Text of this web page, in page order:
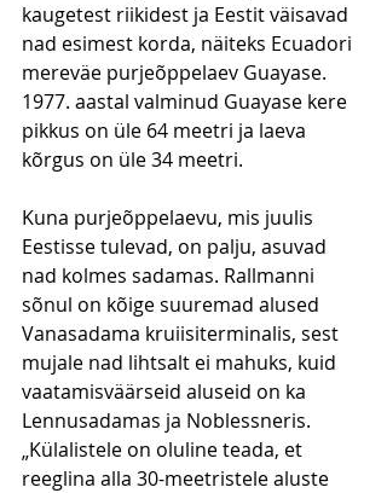
kaugetest riikidest ja Eestit väisavad
nad esimest korda, näiteks Ecuadori
mereväe purjeõppelaev Guayase.
1977. aastal valminud Guayase kere
pikkus on üle 64 meetri ja laeva
kõrgus on üle 34 meetri.
Kuna purjeõppelaevu, mis juulis
Eestisse tulevad, on palju, asuvad
nad kolmes sadamas. Rallmanni
sõnul on kõige suuremad alused
Vanasadama kruiisiterminalis, sest
mujale nad lihtsalt ei mahuks, kuid
vaatamisväärseid aluseid on ka
Lennusadamas ja Noblessneris.
„Külalistele on oluline teada, et
reeglina alla 30-meetristele aluste